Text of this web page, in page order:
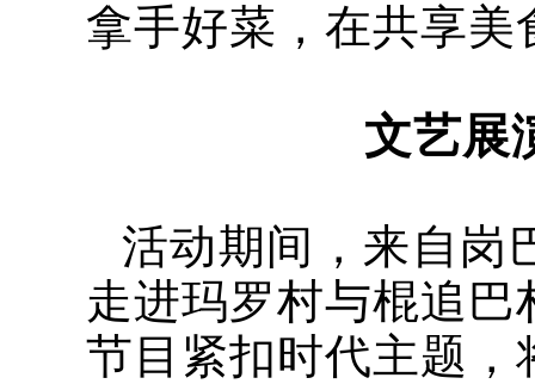
拿手好菜，在共享
文艺展
活动期间，来自岗
走进玛罗村与棍追
节目紧扣时代主题